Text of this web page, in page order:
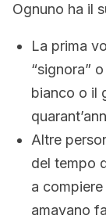
Ognuno ha il
La prima
“signora”
bianco o il
Altre
del tempo
a
amavano